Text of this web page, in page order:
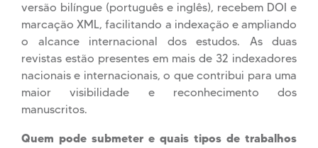
versão bilíngue (português e inglês), recebem DOI e
marcação XML, facilitando a indexação e ampliando
o alcance internacional dos estudos. As duas
revistas estão presentes em mais de 32 indexadores
nacionais e internacionais, o que contribui para uma
maior visibilidade e reconhecimento dos
manuscritos.
Quem pode submeter e quais tipos de trabalhos